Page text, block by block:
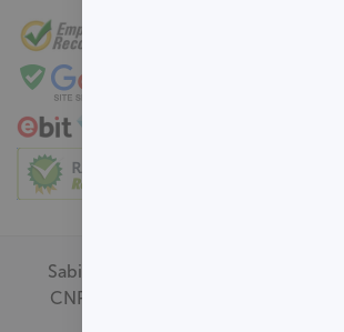
Sabin Medicina Diagnóstica -
CNPJ - 00.718.528/0001-09